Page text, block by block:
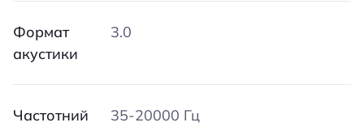
Формат
акустики
3.0
Частотний
35-20000 Гц